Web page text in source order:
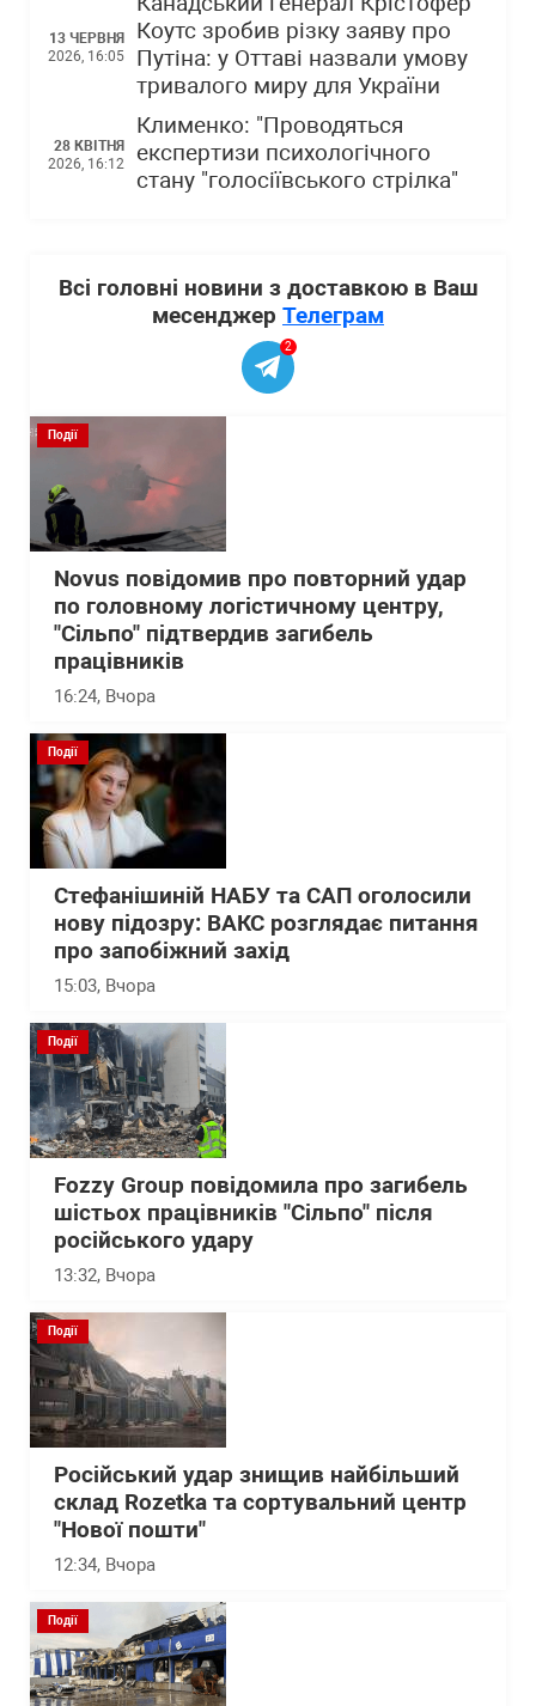
13 ЧЕРВНЯ
2026, 16:05
Коутс зробив різку заяву про
Путіна: у Оттаві назвали умову
тривалого миру для України
28 КВІТНЯ
2026, 16:12
Клименко: "Проводяться
експертизи психологічного
стану "голосіївського стрілка"
Всі головні новини з доставкою в Ваш
месенджер Телеграм
2
Події
Novus повідомив про повторний удар
по головному логістичному центру,
"Сільпо" підтвердив загибель
працівників
16:24, Вчора
Події
Стефанішиній НАБУ та САП оголосили
нову підозру: ВАКС розглядає питання
про запобіжний захід
15:03, Вчора
Події
Fozzy Group повідомила про загибель
шістьох працівників "Сільпо" після
російського удару
13:32, Вчора
Події
Російський удар знищив найбільший
склад Rozetka та сортувальний центр
"Нової пошти"
12:34, Вчора
Події